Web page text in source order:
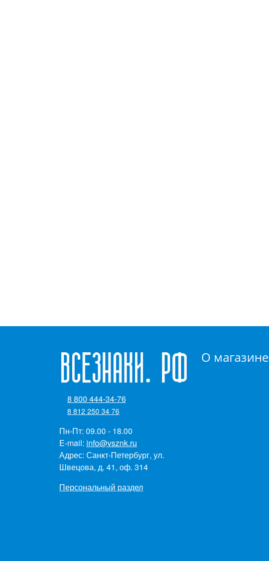
О магазине
8 800 444-34-76
8 812 250 34 76
Пн-Пт: 09.00 - 18.00
E-mail: info@vsznk.ru
Адрес: Санкт-Петербург, ул.
Швецова, д. 41, оф. 314
Персональный раздел